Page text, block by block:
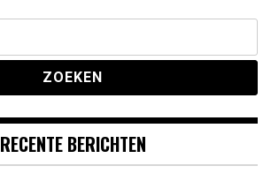
RECENTE BERICHTEN